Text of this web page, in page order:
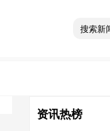
资讯热榜